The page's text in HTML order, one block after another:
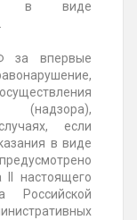
в виде
за впервые
(надзора),
если
в виде
II настоящего
Российской